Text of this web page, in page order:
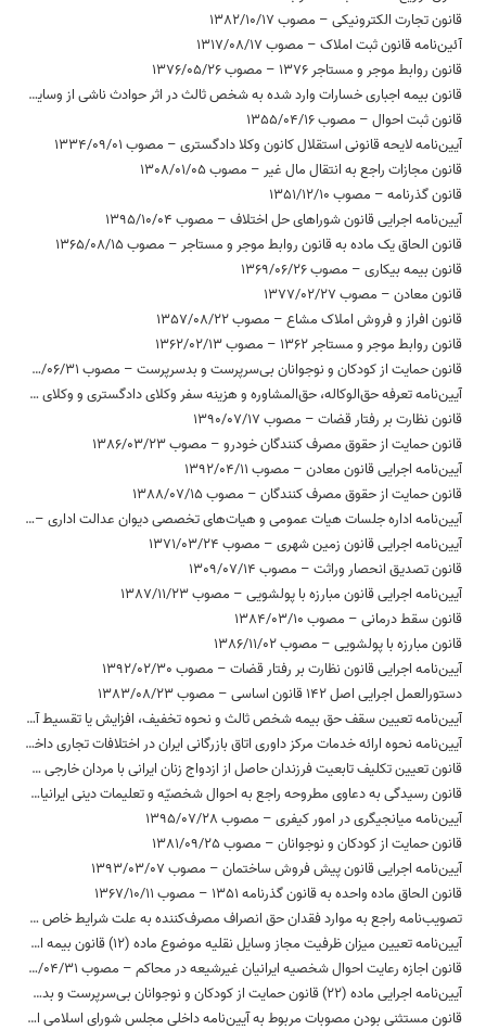
قانون تجارت الکترونیکی – مصوب 1382/10/17
آئین‌نامه قانون ثبت املاک – مصوب 1317/08/17
قانون روابط موجر و مستاجر 1376 – مصوب 1376/05/26
قانون بیمه اجباری خسارات وارد شده به شخص ثالث در اثر حوادث ناشی از وسایل نقلیه – مصوب 1395/02/20
قانون ثبت احوال – مصوب 1355/04/16
آیین‌نامه لایحه قانونی استقلال کانون وکلا دادگستری – مصوب 1334/09/01
قانون مجازات راجع به انتقال مال غیر – مصوب 1308/01/05
قانون گذرنامه – مصوب 1351/12/10
آیین‌نامه اجرایی قانون شوراهای حل اختلاف – مصوب 1395/10/04
قانون الحاق یک ماده به قانون روابط موجر و مستاجر – مصوب 1365/08/15
قانون بیمه بیکاری – مصوب 1369/06/26
قانون معادن – مصوب 1377/02/27
قانون افراز و فروش املاک مشاع – مصوب 1357/08/22
قانون روابط موجر و مستاجر 1362 – مصوب 1362/02/13
قانون حمایت از کودکان و نوجوانان بی‌سرپرست و بدسرپرست – مصوب 1392/06/31
آیین‌نامه تعرفه حق‌الوکاله، حق‌المشاوره و هزینه سفر وکلای دادگستری و وکلای موضوع ماده 187 قانون برنامه سوم توسعه جمهوری اسلامی ‌ایران – مصوب 1385/04/27
قانون نظارت بر رفتار قضات – مصوب 1390/07/17
قانون حمایت از حقوق مصرف کنندگان خودرو – مصوب 1386/03/23
آیین‌نامه اجرایی قانون معادن – مصوب 1392/04/11
قانون حمایت از حقوق مصرف کنندگان – مصوب 1388/07/15
آیین‌نامه اداره جلسات هیات عمومی و هیات‌های تخصصی دیوان عدالت اداری – مصوب 1393/11/04
آیین‌نامه اجرایی قانون زمین شهری – مصوب 1371/03/24
قانون تصدیق انحصار وراثت – مصوب 1309/07/14
آیین‌نامه اجرایی قانون مبارزه با پولشویی – مصوب 1387/11/23
قانون سقط درمانی – مصوب 1384/03/10
قانون مبارزه با پولشویی – مصوب 1386/11/02
آیین‌نامه اجرایی قانون نظارت بر رفتار قضات – مصوب 1392/02/30
دستورالعمل اجرایی اصل 142 قانون اساسی – مصوب 1383/08/23
آیین‌نامه تعیین سقف حق بیمه شخص ثالث و نحوه تخفیف، افزایش یا تقسیط آن – مصوب 1396/07/26
آیین‌نامه نحوه ارائه خدمات مرکز داوری اتاق بازرگانی ایران در اختلافات تجاری داخلی و بین‌المللی – مصوب 1386/08/27
قانون تعیین تکلیف تابعیت فرزندان حاصل از ازدواج زنان ایرانی با مردان خارجی – مصوب 1385/07/02
قانون رسیدگی به دعاوی مطروحه راجع به احوال شخصیّه و تعلیمات دینی ایرانیان زرتشتی،کلیمی و مسیحی – مصوب 1372/04/03
آیین‌نامه میانجیگری در امور کیفری – مصوب 1395/07/28
قانون حمایت از کودکان و نوجوانان – مصوب 1381/09/25
آیین‌نامه اجرایی قانون پیش فروش ساختمان – مصوب 1393/03/07
قانون الحاق ماده واحده به قانون گذرنامه 1351 – مصوب 1367/10/11
تصویب‌نامه راجع به موارد فقدان حق انصراف مصرف‌کننده به علت شرایط خاص کالا و خدمات به شرح مندرج در بند «د» ماده 38 قانون تجارت الکترونیکی – مصوب 1383/10/09
آیین‌نامه تعیین میزان ظرفیت مجاز وسایل نقلیه موضوع ماده (12) قانون بیمه اجباری خسارات وارد شده به شخص ثالث در اثر حوادث ناشی از وسایل نقلیه – مصوب 1397/03/20
قانون اجازه رعایت احوال شخصیه ایرانیان غیرشیعه در محاکم – مصوب 1312/04/31
آیین‌نامه اجرایی ماده (22) قانون حمایت از کودکان و نوجوانان بی‌سرپرست و بدسرپرست – مصوب 1394/04/14
قانون مستثنی بودن مصوبات مربوط به آیین‌نامه داخلی مجلس شورای اسلامی از موضوع ماده 2 قانون مدنی – مصوب 1372/10/07